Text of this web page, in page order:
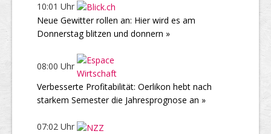
10:01 Uhr
Neue Gewitter rollen an: Hier wird es am
Donnerstag blitzen und donnern »
08:00 Uhr
Verbesserte Profitabilität: Oerlikon hebt nach
starkem Semester die Jahresprognose an »
07:02 Uhr